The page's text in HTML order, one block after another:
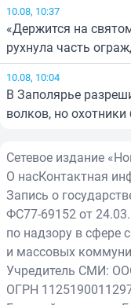
10.08, 10:37
«Держится на
рухнула часть
10.08, 10:04
В Заполярье
волков, но
Сетевое издание
О насКонтактная
Запись о
ФС77-69152 от
по надзору в сфере
и массовых
Учредитель СМИ:
ОГРН